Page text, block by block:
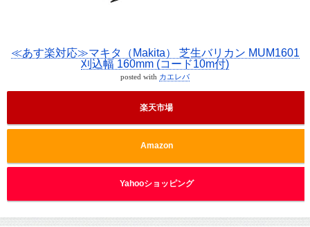
≪あす楽対応≫マキタ（Makita） 芝生バリカン MUM1601
刈込幅 160mm (コード10m付)
posted with カエレバ
楽天市場
Amazon
Yahooショッピング